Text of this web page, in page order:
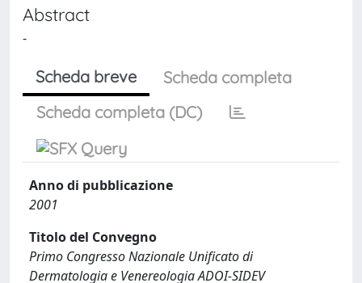
Abstract
-
Scheda breve
Scheda completa
Scheda completa (DC)
Anno di pubblicazione
2001
Titolo del Convegno
Primo Congresso Nazionale Unificato di
Dermatologia e Venereologia ADOI-SIDEV